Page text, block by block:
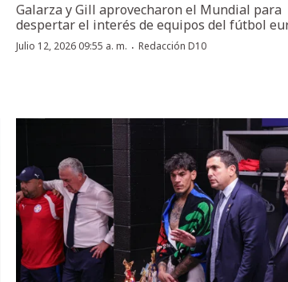
Galarza y Gill aprovecharon el Mundial para
despertar el interés de equipos del fútbol
Julio 12, 2026 09:55 a. m. ·Redacción D10